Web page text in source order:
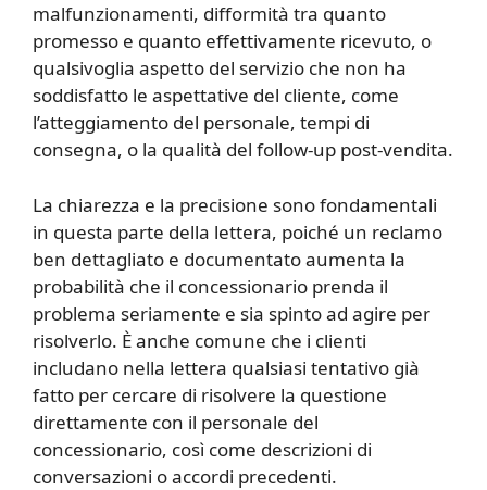
malfunzionamenti, difformità tra quanto
promesso e quanto effettivamente ricevuto, o
qualsivoglia aspetto del servizio che non ha
soddisfatto le aspettative del cliente, come
l’atteggiamento del personale, tempi di
consegna, o la qualità del follow-up post-vendita.
La chiarezza e la precisione sono fondamentali
in questa parte della lettera, poiché un reclamo
ben dettagliato e documentato aumenta la
probabilità che il concessionario prenda il
problema seriamente e sia spinto ad agire per
risolverlo. È anche comune che i clienti
includano nella lettera qualsiasi tentativo già
fatto per cercare di risolvere la questione
direttamente con il personale del
concessionario, così come descrizioni di
conversazioni o accordi precedenti.